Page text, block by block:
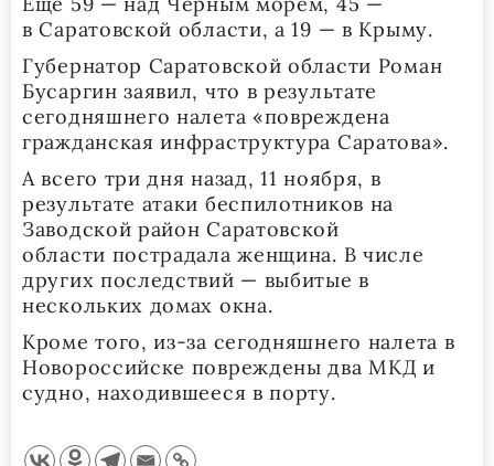
в Саратовской области, а 19 — в Крыму.
Губернатор Саратовской области Роман
Бусаргин заявил, что в результате
сегодняшнего налета «повреждена
гражданская инфраструктура Саратова».
А всего три дня назад, 11 ноября, в
результате атаки беспилотников на
Заводской район Саратовской
области пострадала женщина. В числе
других последствий — выбитые в
нескольких домах окна.
Кроме того, из-за сегодняшнего налета в
Новороссийске повреждены два МКД и
судно, находившееся в порту.